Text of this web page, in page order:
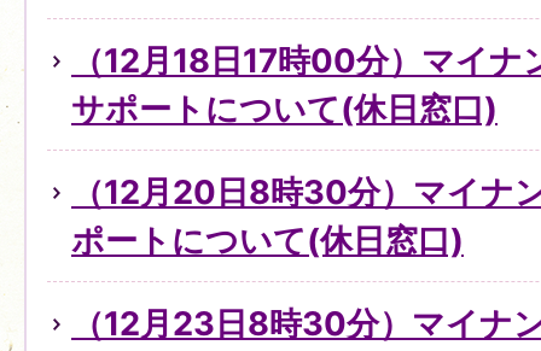
（12月18日17時00分）マイ
サポートについて(休日窓口)
（12月20日8時30分）マイナ
ポートについて(休日窓口)
（12月23日8時30分）マイナ